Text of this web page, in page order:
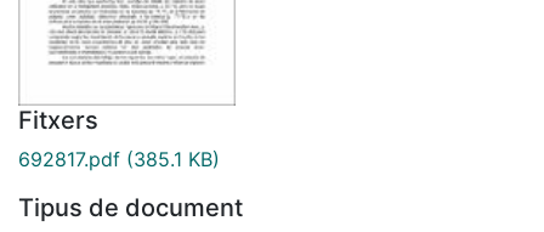
Fitxers
692817.pdf (385.1 KB)
Tipus de document